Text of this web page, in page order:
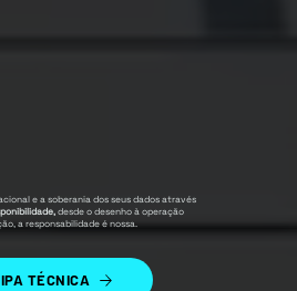
e a soberania dos seus dados através
desde o desenho à operação
a responsabilidade é nossa.
TÉCNICA